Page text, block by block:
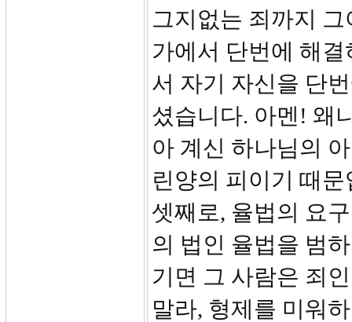
그지없는 죄까지
가에서 단번에 해
서 자기 자신을 단
셨습니다. 아멘! 왜
아 계신 하나님의
린양의 피이기 때문
셋째로, 율법의 요
의 법인 율법을 범
기면 그 사람은 죄
말라, 형제를 미워